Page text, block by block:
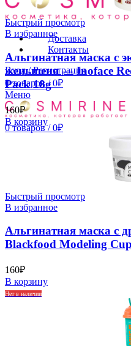
Доставка
Контакты
Вход / Регистрация
0товаров / 0₽
Меню
0товаров / 0₽
Быстрый просмотр
В избранное
Альгинатная маска с
женьшеня — Inoface
Pack 18g
160₽
В корзину
Быстрый просмотр
В избранное
Альгинатная маска с
Blackfood Modeling
160₽
В корзину
Нет в наличии